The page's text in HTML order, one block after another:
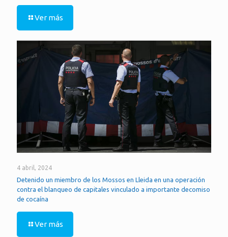
Ver más
4 abril, 2024
Detenido un miembro de los Mossos en Lleida en una operación
contra el blanqueo de capitales vinculado a importante decomiso
de cocaína
Ver más